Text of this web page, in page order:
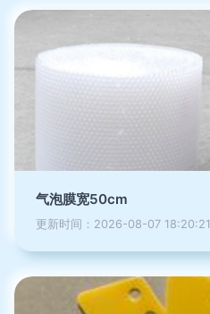
气泡膜宽50cm
更新时间：2026-08-07 18:20:21